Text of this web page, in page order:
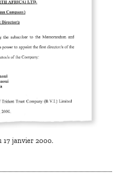
17 janvier 2000.